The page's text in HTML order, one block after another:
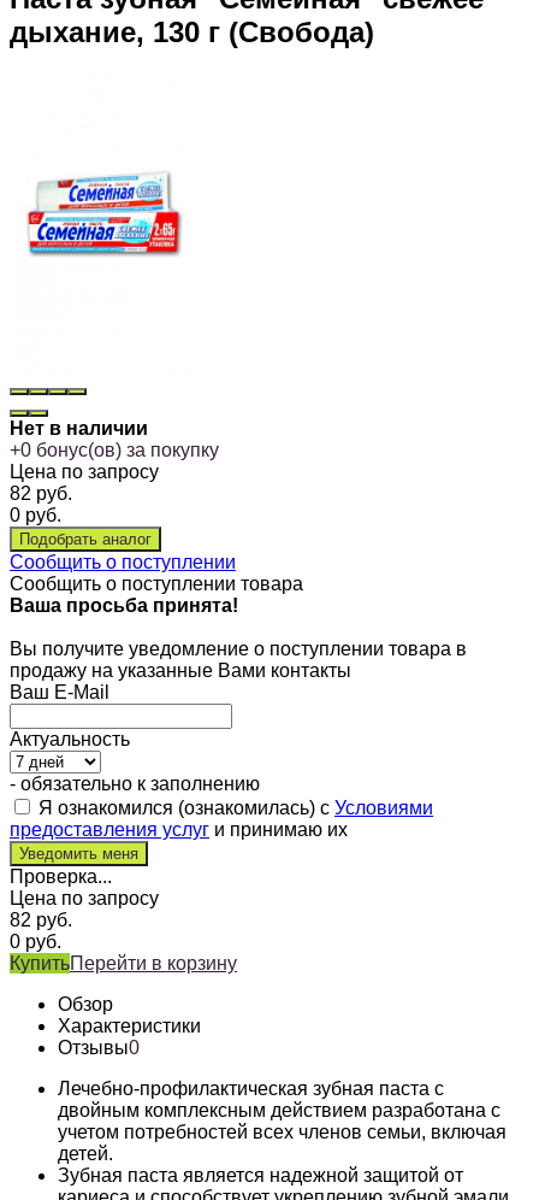
дыхание, 130 г (Свобода)
Нет в наличии
+0 бонус(ов) за покупку
Цена по запросу
82 руб.
0 руб.
Сообщить о поступлении
Сообщить о поступлении товара
Ваша просьба принята!
Вы получите уведомление о поступлении товара в
продажу на указанные Вами контакты
Ваш E-Mail
Актуальность
- обязательно к заполнению
Я ознакомился (ознакомилась) с Условиями
предоставления услуг и принимаю их
Проверка...
Цена по запросу
82 руб.
0 руб.
КупитьПерейти в корзину
Обзор
Характеристики
Отзывы0
Лечебно-профилактическая зубная паста с
двойным комплексным действием разработана с
учетом потребностей всех членов семьи, включая
детей.
Зубная паста является надежной защитой от